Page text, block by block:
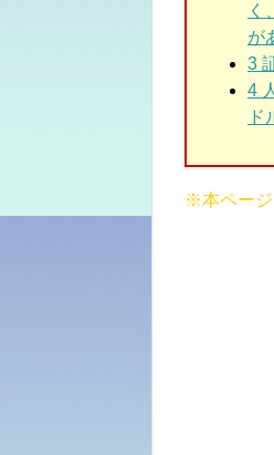
く
が
3
4
ド
※本ページ